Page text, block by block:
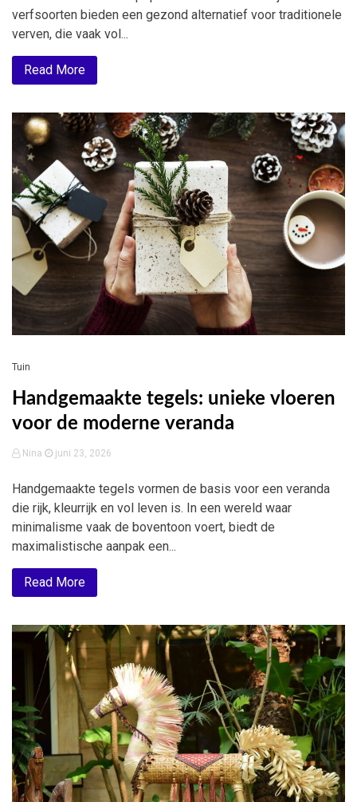
verfsoorten bieden een gezond alternatief voor traditionele
verven, die vaak vol...
Read More
Tuin
Handgemaakte tegels: unieke vloeren
voor de moderne veranda
Nina juni 23, 2026
Handgemaakte tegels vormen de basis voor een veranda
die rijk, kleurrijk en vol leven is. In een wereld waar
minimalisme vaak de boventoon voert, biedt de
maximalistische aanpak een...
Read More